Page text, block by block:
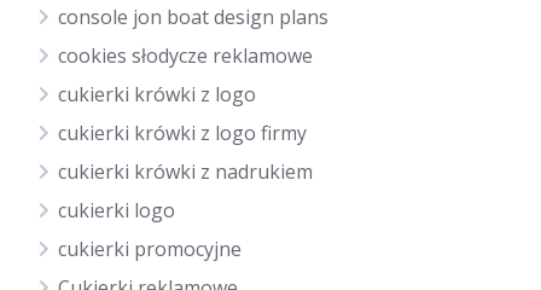
console jon boat design plans
cookies słodycze reklamowe
cukierki krówki z logo
cukierki krówki z logo firmy
cukierki krówki z nadrukiem
cukierki logo
cukierki promocyjne